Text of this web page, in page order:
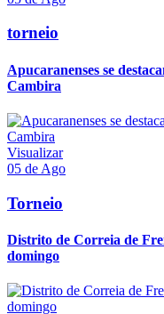
torneio
Apucaranenses se
Cambira
Visualizar
05 de Ago
Torneio
Distrito de Correia de
domingo